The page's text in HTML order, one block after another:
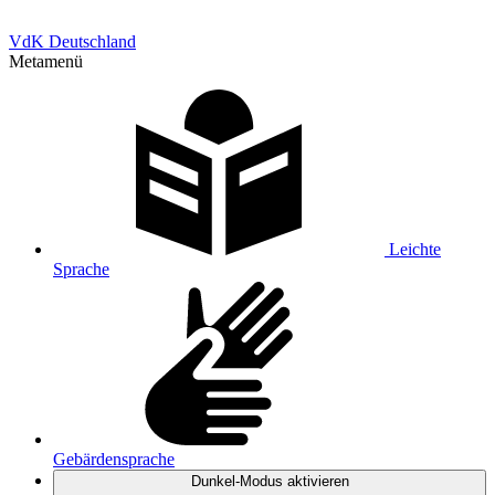
VdK Deutschland
Metamenü
Leichte
Sprache
Gebärdensprache
Dunkel-Modus aktivieren